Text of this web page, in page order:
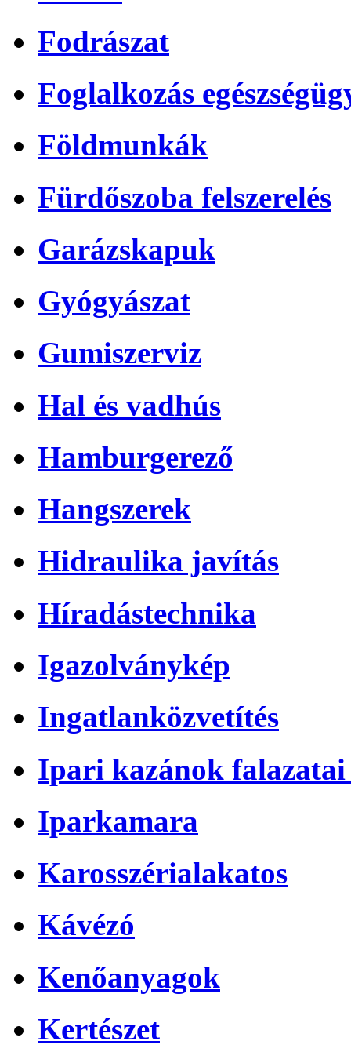
Fodrászat
Foglalkozás
Földmunkák
Fürdőszoba felszerelés
Garázskapuk
Gyógyászat
Gumiszerviz
Hal és vadhús
Hamburgerező
Hangszerek
Hidraulika javítás
Híradástechnika
Igazolványkép
Ingatlanközvetítés
Ipari kazánok falazatai
Iparkamara
Karosszérialakatos
Kávézó
Kenőanyagok
Kertészet